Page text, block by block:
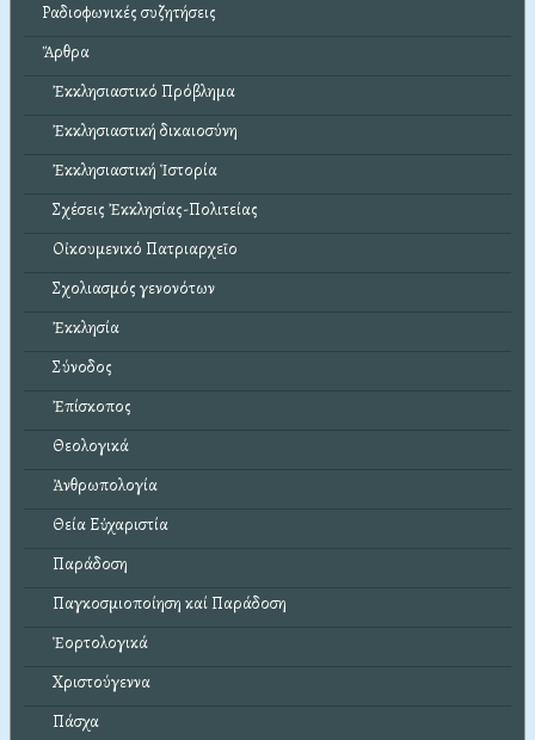
Ραδιοφωνικές συζητήσεις
Ἄρθρα
Ἐκκλησιαστικό Πρόβλημα
Ἐκκλησιαστική δικαιοσύνη
Ἐκκλησιαστική Ἱστορία
Σχέσεις Ἐκκλησίας-Πολιτείας
Οἰκουμενικό Πατριαρχεῖο
Σχολιασμός γενονότων
Ἐκκλησία
Σύνοδος
Ἐπίσκοπος
Θεολογικά
Ἀνθρωπολογία
Θεία Εὐχαριστία
Παράδοση
Παγκοσμιοποίηση καί Παράδοση
Ἑορτολογικά
Χριστούγεννα
Πάσχα